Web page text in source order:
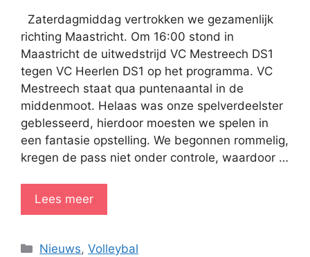
Zaterdagmiddag vertrokken we gezamenlijk
richting Maastricht. Om 16:00 stond in
Maastricht de uitwedstrijd VC Mestreech DS1
tegen VC Heerlen DS1 op het programma. VC
Mestreech staat qua puntenaantal in de
middenmoot. Helaas was onze spelverdeelster
geblesseerd, hierdoor moesten we spelen in
een fantasie opstelling. We begonnen rommelig,
kregen de pass niet onder controle, waardoor …
Lees meer
Categorieën
Nieuws,Volleybal